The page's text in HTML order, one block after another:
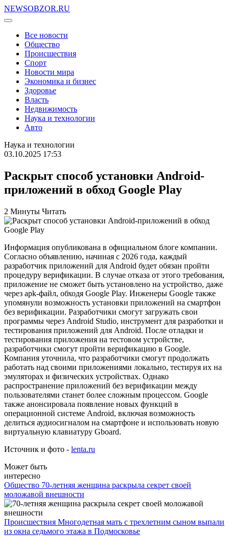
NEWSOBZOR.RU
Все новости
Общество
Происшествия
Спорт
Новости мира
Экономика и бизнес
Здоровье
Власть
Недвижимость
Наука и технологии
Авто
Наука и технологии
03.10.2025 17:53
Раскрыт способ установки Android-
приложений в обход Google Play
2 Минуты Читать
Информация опубликована в официальном блоге компании.
Согласно объявлению, начиная с 2026 года, каждый
разработчик приложений для Android будет обязан пройти
процедуру верификации. В случае отказа от этого требования,
приложение не сможет быть установлено на устройство, даже
через apk-файл, обходя Google Play. Инженеры Google также
упомянули возможность установки приложений на смартфон
без верификации. Разработчики смогут загружать свои
программы через Android Studio, инструмент для разработки и
тестирования приложений для Android. После отладки и
тестирования приложения на тестовом устройстве,
разработчики смогут пройти верификацию в Google.
Компания уточнила, что разработчики смогут продолжать
работать над своими приложениями локально, тестируя их на
эмуляторах и физических устройствах. Однако
распространение приложений без верификации между
пользователями станет более сложным процессом. Google
также анонсировала появление новых функций в
операционной системе Android, включая возможность
делиться аудиосигналом на смартфоне и использовать новую
виртуальную клавиатуру Gboard.
Источник и фото - lenta.ru
Может быть
интересно
Общество 70-летняя женщина раскрыла секрет своей
моложавой внешности
Происшествия Многодетная мать с трехлетним сыном выпали
из окна седьмого этажа в Подмосковье